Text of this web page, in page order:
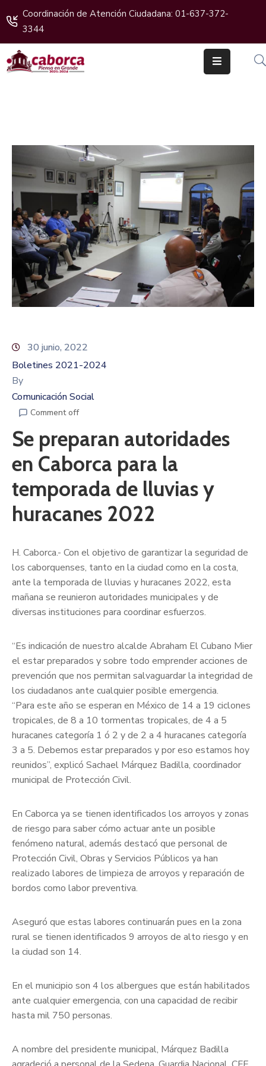
Coordinación de Atención Ciudadana: 01-637-372-
3344
Inicio
Transparencia
Boletines
30 junio, 2022
Boletines 2021-2024
By
Comunicación Social
Comment off
Se preparan autoridades
en Caborca para la
temporada de lluvias y
huracanes 2022
H. Caborca.- Con el objetivo de garantizar la seguridad de
los caborquenses, tanto en la ciudad como en la costa,
ante la temporada de lluvias y huracanes 2022, esta
mañana se reunieron autoridades municipales y de
diversas instituciones para coordinar esfuerzos.
“Es indicación de nuestro alcalde Abraham El Cubano Mier
el estar preparados y sobre todo emprender acciones de
prevención que nos permitan salvaguardar la integridad de
los ciudadanos ante cualquier posible emergencia.
“Para este año se esperan en México de 14 a 19 ciclones
tropicales, de 8 a 10 tormentas tropicales, de 4 a 5
huracanes categoría 1 ó 2 y de 2 a 4 huracanes categoría
3 a 5. Debemos estar preparados y por eso estamos hoy
reunidos”, explicó Sachael Márquez Badilla, coordinador
municipal de Protección Civil.
En Caborca ya se tienen identificados los arroyos y zonas
de riesgo para saber cómo actuar ante un posible
fenómeno natural, además destacó que personal de
Protección Civil, Obras y Servicios Públicos ya han
realizado labores de limpieza de arroyos y reparación de
bordos como labor preventiva.
Aseguró que estas labores continuarán pues en la zona
rural se tienen identificados 9 arroyos de alto riesgo y en
la ciudad son 14.
En el municipio son 4 los albergues que están habilitados
ante cualquier emergencia, con una capacidad de recibir
hasta mil 750 personas.
A nombre del presidente municipal, Márquez Badilla